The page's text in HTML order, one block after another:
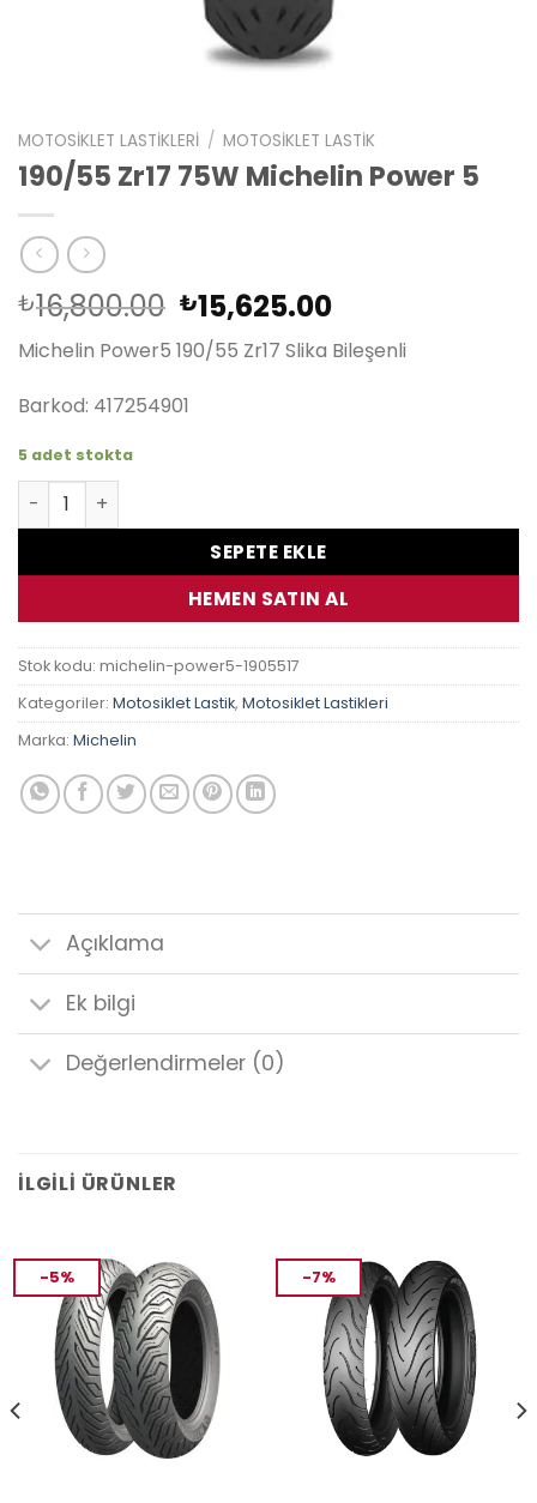
MOTOSIKLET LASTIKLERI / MOTOSIKLET LASTIK
190/55 Zr17 75W Michelin Power 5
₺16,800.00 Orijinal
fiyat:
₺16,800.00.
₺15,625.00Şu
andaki
fiyat:
Michelin Power5 190/55 Zr17 Slika Bileşenli
Barkod: 417254901
5 adet stokta
190/55 Zr17 75W Michelin Power 5 adet
SEPETE EKLE
HEMEN SATIN AL
Stok kodu: michelin-power5-1905517
Kategoriler: Motosiklet Lastik, Motosiklet Lastikleri
Marka: Michelin
Açıklama
Ek bilgi
Değerlendirmeler (0)
İLGILI ÜRÜNLER
-5% -7%